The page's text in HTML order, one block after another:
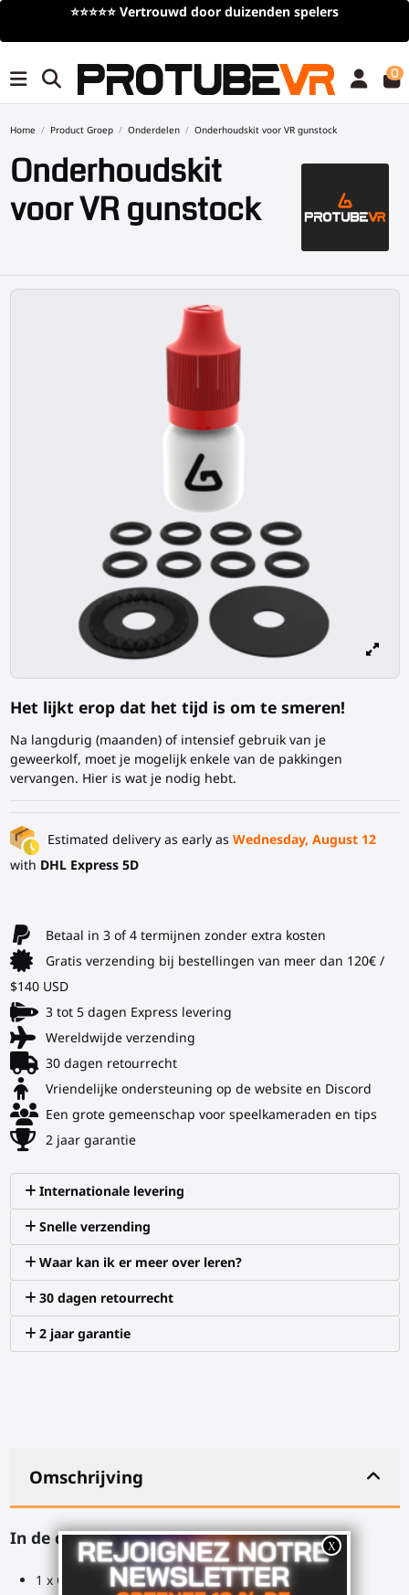
⭐⭐⭐⭐⭐ Vertrouwd door duizenden spelers
0
Home Product Groep Onderdelen Onderhoudskit voor VR gunstock
Onderhoudskit
voor VR gunstock
Het lijkt erop dat het tijd is om te smeren!
Na langdurig (maanden) of intensief gebruik van je
geweerkolf, moet je mogelijk enkele van de pakkingen
vervangen. Hier is wat je nodig hebt.
Estimated delivery as early as Wednesday, August 12
with DHL Express 5D
Betaal in 3 of 4 termijnen zonder extra kosten
Gratis verzending bij bestellingen van meer dan 120€ /
$140 USD
3 tot 5 dagen Express levering
Wereldwijde verzending
30 dagen retourrecht
Vriendelijke ondersteuning op de website en Discord
Een grote gemeenschap voor speelkameraden en tips
2 jaar garantie
Internationale levering
Snelle verzending
Waar kan ik er meer over leren?
30 dagen retourrecht
2 jaar garantie
Omschrijving
In de doos:
1 x Olieflacon